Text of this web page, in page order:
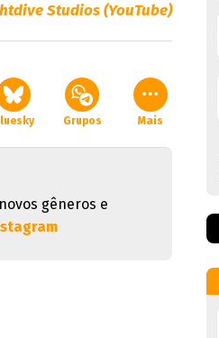
Studios (YouTube)
Grupos Mais
gêneros e